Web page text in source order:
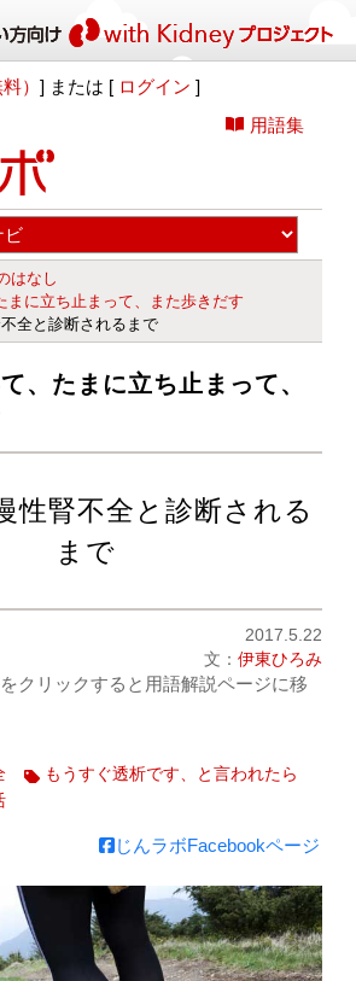
料）] または [ ログイン ]
用語集
はなし
まに立ち止まって、また歩きだす
不全と診断されるまで
、たまに立ち止まって、
性腎不全と診断される
まで
2017.5.22
文： 伊東ひろみ
クリックすると用語解説ページに移
もうすぐ透析です、と言われたら
じんラボFacebookページ